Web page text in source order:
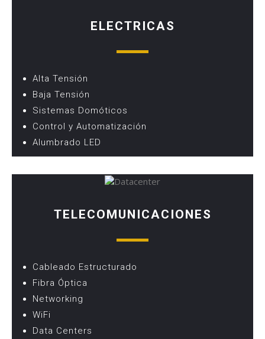
ELECTRICAS
Alta Tensión
Baja Tensión
Sistemas Domóticos
Control y Automatización
Alumbrado LED
TELECOMUNICACIONES
Cableado Estructurado
Fibra Óptica
Networking
WiFi
Data Centers